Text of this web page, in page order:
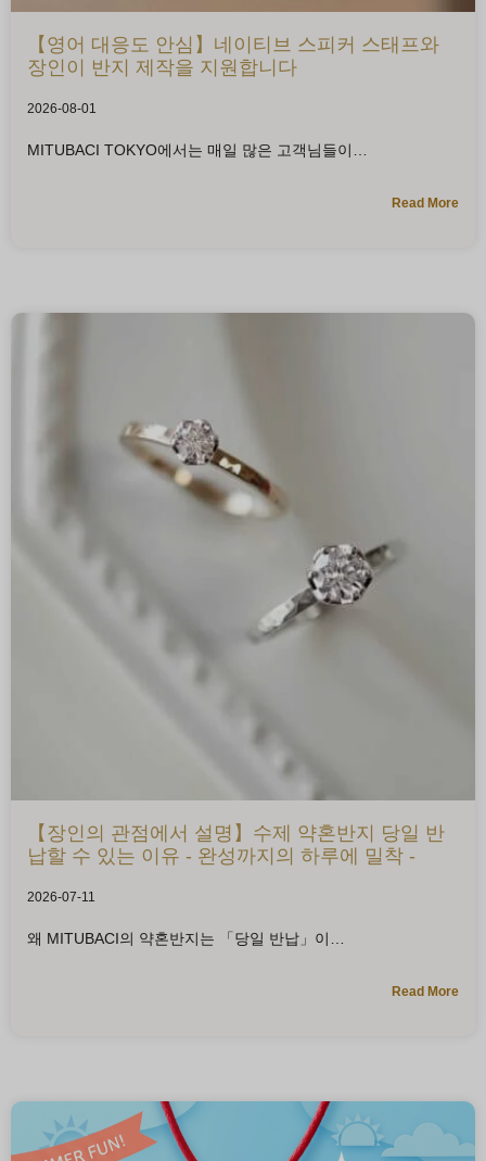
【영어 대응도 안심】네이티브 스피커 스태프와
장인이 반지 제작을 지원합니다
2026-08-01
MITUBACI TOKYO에서는 매일 많은 고객님들이
Read More
【장인의 관점에서 설명】수제 약혼반지 당일 반
납할 수 있는 이유 - 완성까지의 하루에 밀착 -
2026-07-11
왜 MITUBACI의 약혼반지는 「당일 반납」이
Read More